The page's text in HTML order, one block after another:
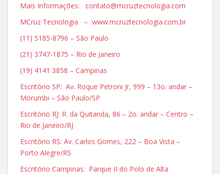
Mais Informações: contato@mcruztecnologia.com
MCruz Tecnologia – www.mcruztecnologia.com.br
(11) 5185-8796 – São Paulo
(21) 3747-1875 – Rio de Janeiro
(19) 4141 3858 – Campinas
Escritório SP: Av. Roque Petroni Jr, 999 – 13o. andar –
Morumbi – São Paulo/SP
Escritório RJ: R. da Quitanda, 86 – 2o. andar – Centro –
Rio de Janeiro/RJ
Escritório RS: Av. Carlos Gomes, 222 – Boa Vista –
Porto Alegre/RS
Escritório Campinas: Parque II do Polo de Alta